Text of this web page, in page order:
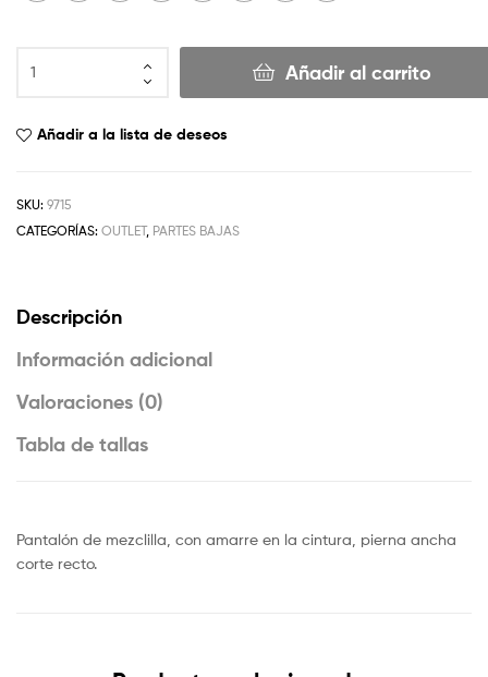
Añadir al carrito
Añadir a la lista de deseos
SKU: 9715
CATEGORÍAS: OUTLET, PARTES BAJAS
Descripción
Información adicional
Valoraciones (0)
Tabla de tallas
Pantalón de mezclilla, con amarre en la cintura, pierna ancha
corte recto.